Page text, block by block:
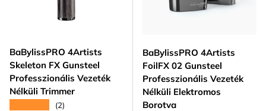
BaBylissPRO 4Artists
Skeleton FX Gunsteel
Professzionális Vezeték
Nélküli Trimmer
(2)
BaBylissPRO 4Artists
FoilFX 02 Gunsteel
Professzionális Vezeték
Nélküli Elektromos
Borotva